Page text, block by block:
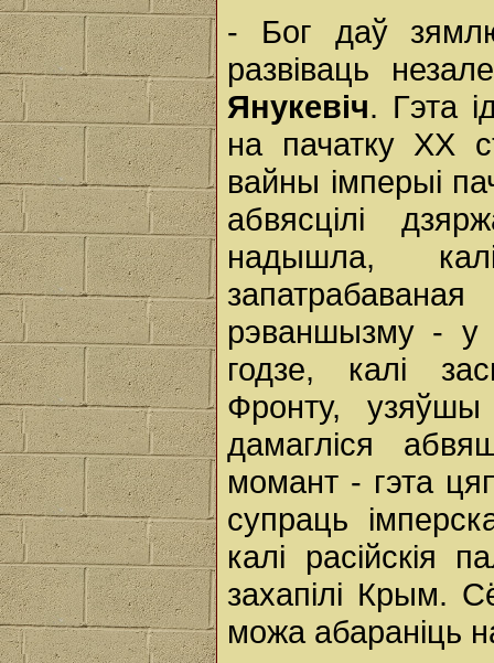
- Бог даў
развіваць
Янукевіч. Гэта
на пачатку ХХ
вайны імперыі
абвясцілі
надышла,
рэваншызму - у
годзе, калі
Фронту,
дамагліся
момант - гэта
супраць
калі расійскія
захапілі Крым.
можа абараніць